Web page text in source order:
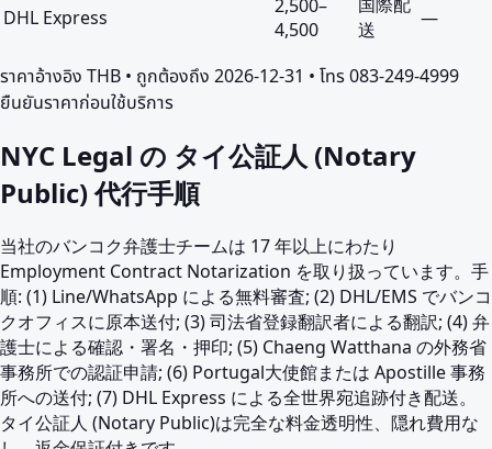
DHL Express 2,500–
4,500
送
—
ราคาอ้างอิง THB • ถูกต้องถึง 2026-12-31 • โทร 083-249-4999
ยืนยันราคาก่อนใช้บริการ
NYC Legal の タイ公証人 (Notary
Public) 代行手順
当社のバンコク弁護士チームは 17 年以上にわたり
Employment Contract Notarization を取り扱っています。手
順: (1) Line/WhatsApp による無料審査; (2) DHL/EMS でバンコ
クオフィスに原本送付; (3) 司法省登録翻訳者による翻訳; (4) 弁
護士による確認・署名・押印; (5) Chaeng Watthana の外務省
事務所での認証申請; (6) Portugal大使館または Apostille 事務
所への送付; (7) DHL Express による全世界宛追跡付き配送。
タイ公証人 (Notary Public)は完全な料金透明性、隠れ費用な